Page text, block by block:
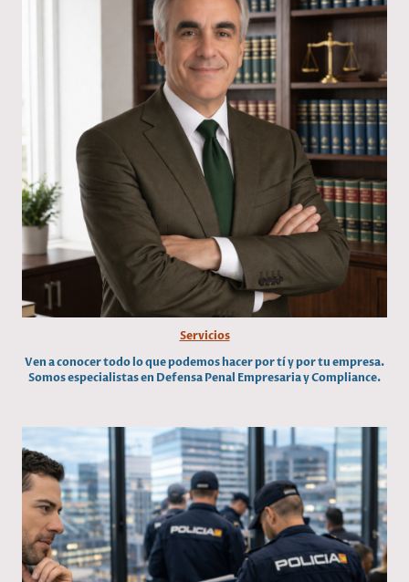
Servicios
Ven a conocer todo lo que podemos hacer por tí y por tu empresa.
Somos especialistas en Defensa Penal Empresaria y Compliance.